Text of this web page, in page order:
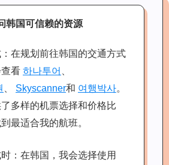
韩国可信赖的资源
在规划前往韩国的交通方式
看 하나투어
Skyscanner和 여행박사。
多样的机票选择和价格比
最适合我的航班。
：在韩国，我会选择使用